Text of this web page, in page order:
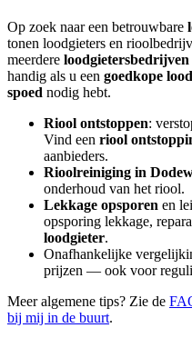
Op zoek naar een betrouwbare
tonen loodgieters en
meerdere loodgietersbedrijven
handig als u een goedkope
spoed nodig hebt.
Riool ontstoppen:
Vind een riool
aanbieders.
Rioolreiniging in
onderhoud van het riool.
Lekkage opsporen en
opsporing lekkage,
loodgieter.
Onafhankelijke
prijzen — ook voor
Meer algemene tips? Zie de
bij mij in de buurt.